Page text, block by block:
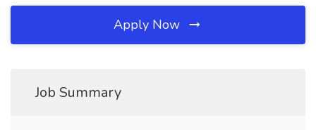
Apply Now
Job Summary